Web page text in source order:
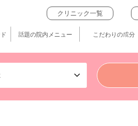
クリニック一覧
話題の院内メニュー こだわりの成分